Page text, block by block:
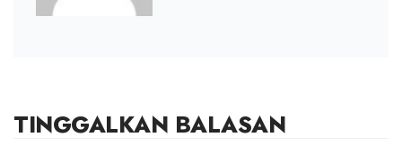
TINGGALKAN BALASAN